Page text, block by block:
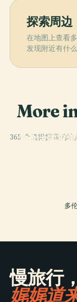
探索周边
在地图上查看
发现附近有什么
More
365 个值得探索的
加拿大國家
多
慢旅行，
娓娓道